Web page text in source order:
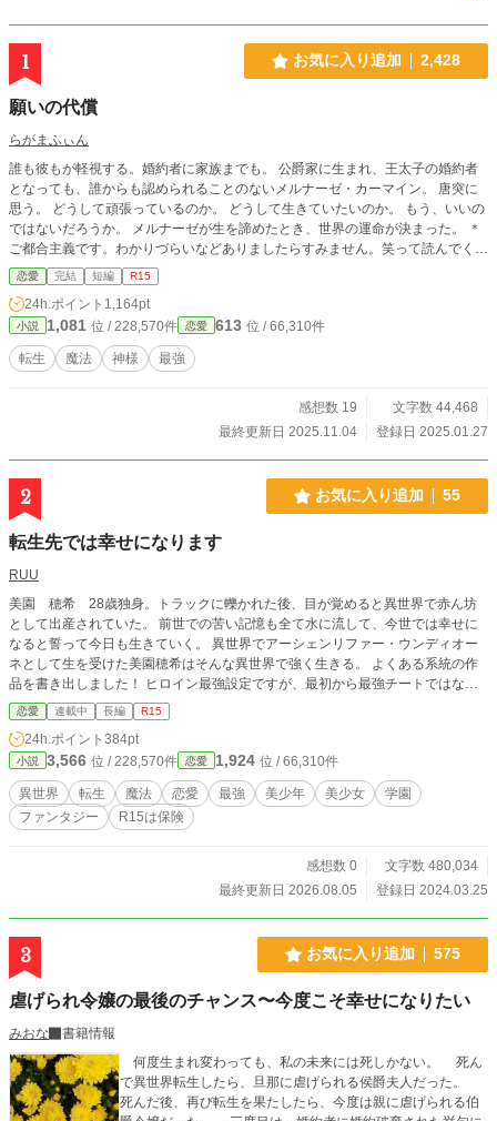
1 お気に入り追加 2,428
願いの代償
らがまふぃん
誰も彼もが軽視する。婚約者に家族までも。 公爵家に生まれ、王太子の婚約者
となっても、誰からも認められることのないメルナーゼ・カーマイン。 唐突に
思う。 どうして頑張っているのか。 どうして生きていたいのか。 もう、いいの
ではないだろうか。 メルナーゼが生を諦めたとき、世界の運命が決まった。 ＊
ご都合主義です。わかりづらいなどありましたらすみません。笑って読んでくだ
さいませ。本編15話で完結です。番外編を数話、気まぐれに投稿します。よろ
しくお願いいたします。 ※ありがたいことにHOTランキング入りいたしまし
た。たくさんの方の目に触れる機会に感謝です。本編は終了しましたが、番外編
も投稿予定ですので、気長にお付き合いくださると嬉しいです。たくさんのお気
に入り登録、しおり、エール、いいねをありがとうございます。R7.1/31 ＊らが
まふぃん活動三周年周年記念として、R7.11/4に一話お届けいたします。楽しく
恋愛 完結 短編 R15
24h.ポイント 1,164pt
小説 1,081 位 / 228,570件 恋愛 613 位 / 66,310件
転生 魔法 神様 最強
感想数 19
文字数 44,468
最終更新日 2025.11.04
登録日 2025.01.27
2 お気に入り追加 55
転生先では幸せになります
RUU
美園 穂希 28歳独身。トラックに轢かれた後、目が覚めると異世界で赤ん坊
として出産されていた。 前世での苦い記憶も全て水に流して、今世では幸せに
なると誓って今日も生きていく。 異世界でアーシェンリファー・ウンディオー
ネとして生を受けた美園穂希はそんな異世界で強く生きる。 よくある系統の作
品を書き出しました！ ヒロイン最強設定ですが、最初から最強チートではない
です。 処女作です。文章能力も無く思うままに進めちゃってます。誤字脱字は
ご指導頂けるとありがたいです。 更新ペースも遅いです…。（ごめんなさ
い。）
恋愛 連載中 長編 R15
24h.ポイント 384pt
小説 3,566 位 / 228,570件 恋愛 1,924 位 / 66,310件
異世界 転生 魔法 恋愛 最強 美少年 美少女
学園
ファンタジー
R15は保険
感想数 0
文字数 480,034
最終更新日 2026.08.05
登録日 2024.03.25
3 お気に入り追加 575
虐げられ令嬢の最後のチャンス〜今度こそ幸せになりたい
みおな
書籍情報
何度生まれ変わっても、私の未来には死しかない。 死ん
で異世界転生したら、旦那に虐げられる侯爵夫人だった。
死んだ後、再び転生を果たしたら、今度は親に虐げられる伯